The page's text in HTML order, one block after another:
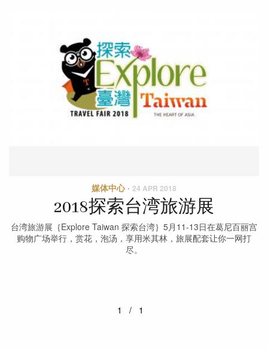
媒体中心· 24 APR 2018
2018探索台湾旅游展
台湾旅游展｛Explore Taiwan 探索台湾｝5月11-13日在葛尼百丽宫
购物广场举行，赏花，泡汤，享用米其林，旅展配套让你一网打
尽。
1/1